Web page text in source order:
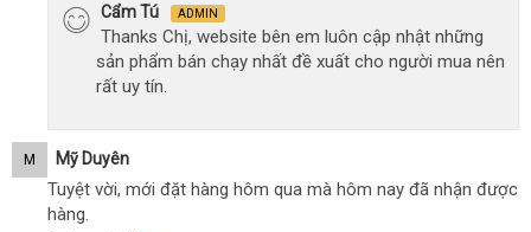
Cẩm Tú ADMIN
Thanks Chị, website bên em luôn cập nhật những
sản phẩm bán chạy nhất đề xuất cho người mua nên
rất uy tín.
M Mỹ Duyên
Tuyệt vời, mới đặt hàng hôm qua mà hôm nay đã nhận được
hàng.